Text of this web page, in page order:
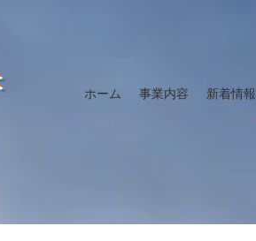
ホーム 事業内容 新着情報